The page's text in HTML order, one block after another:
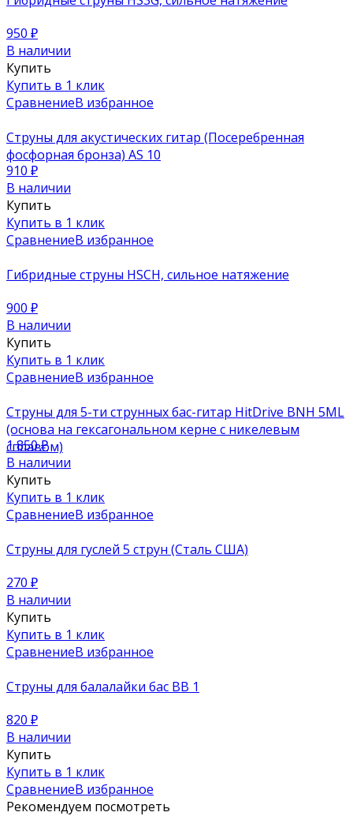
950 ₽
В наличии
Купить
Купить в 1 клик
СравнениеВ избранное
Струны для акустических гитар (Посеребренная
фосфорная бронза) AS 10
910 ₽
В наличии
Купить
Купить в 1 клик
СравнениеВ избранное
Гибридные струны HSCH, сильное натяжение
900 ₽
В наличии
Купить
Купить в 1 клик
СравнениеВ избранное
Струны для 5-ти струнных бас-гитар HitDrive BNH 5ML
(основа на гексагональном керне с никелевым
сплавом)
1 850₽
В наличии
Купить
Купить в 1 клик
СравнениеВ избранное
Струны для гуслей 5 струн (Сталь США)
270 ₽
В наличии
Купить
Купить в 1 клик
СравнениеВ избранное
Струны для балалайки бас BB 1
820 ₽
В наличии
Купить
Купить в 1 клик
СравнениеВ избранное
Рекомендуем посмотреть